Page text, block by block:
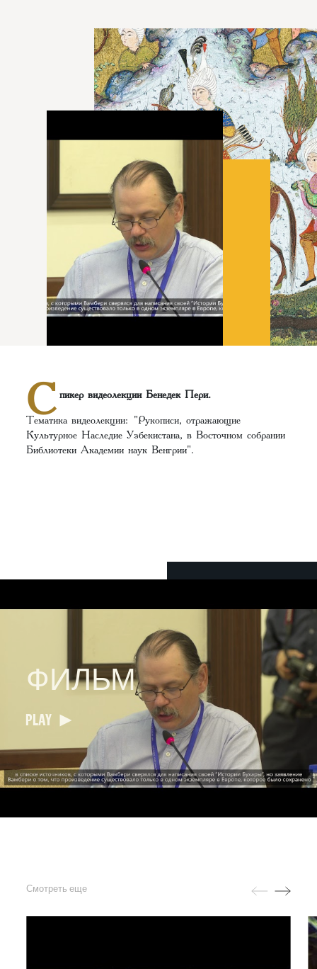
С пикер видеолекции Бенедек Пери.
Тематика видеолекции: "Рукописи, отражающие
Культурное Наследие Узбекистана, в Восточном собрании
Библиотеки Академии наук Венгрии".
ФИЛЬМ
PLAY
Смотреть еще